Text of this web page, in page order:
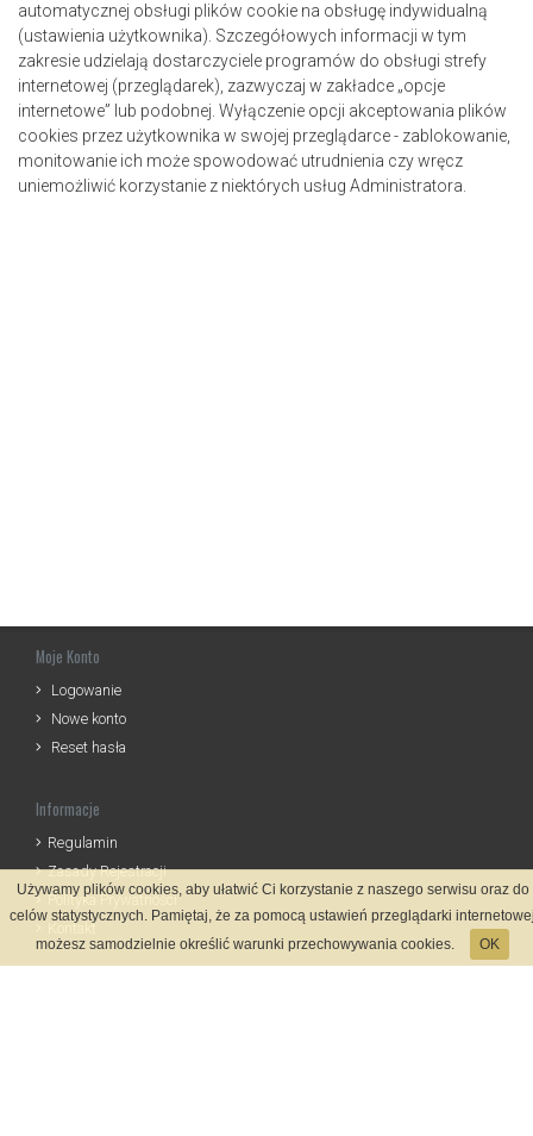
automatycznej obsługi plików cookie na obsługę indywidualną
(ustawienia użytkownika). Szczegółowych informacji w tym
zakresie udzielają dostarczyciele programów do obsługi strefy
internetowej (przeglądarek), zazwyczaj w zakładce „opcje
internetowe” lub podobnej. Wyłączenie opcji akceptowania plików
cookies przez użytkownika w swojej przeglądarce - zablokowanie,
monitowanie ich może spowodować utrudnienia czy wręcz
uniemożliwić korzystanie z niektórych usług Administratora.
Moje Konto
Logowanie
Nowe konto
Reset hasła
Informacje
Regulamin
Zasady Rejestracji
Polityka Prywatności
Kontakt
Używamy plików cookies, aby ułatwić Ci korzystanie z naszego serwisu oraz do
celów statystycznych. Pamiętaj, że za pomocą ustawień przeglądarki
możesz samodzielnie określić warunki przechowywania cookies.
OK